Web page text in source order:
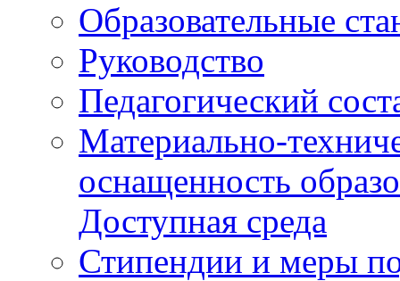
Образовательные
Руководство
Педагогический
Материально-
оснащенность
Доступная среда
Стипендии и меры